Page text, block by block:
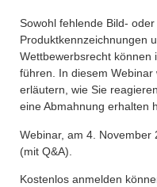
Sowohl fehlende Bild-
Produktkennzeichnungen
Wettbewerbsrecht können
führen. In diesem Webinar
erläutern, wie Sie
eine Abmahnung erhalten
Webinar, am 4.
(mit Q&A).
Kostenlos anmelden
+49 30 5156599-